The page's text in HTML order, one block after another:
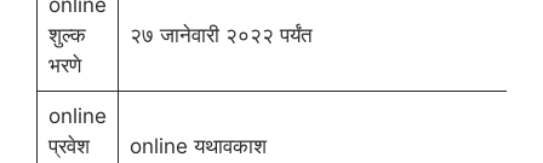
शुल्क
भरणे
२७ जानेवारी २०२२ पर्यंत
online
प्रवेश
online यथावकाश